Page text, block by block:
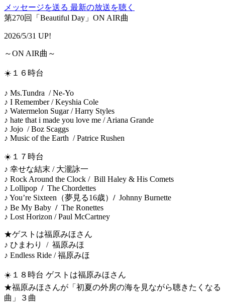
メッセージを送る 最新の放送を聴く
第270回「Beautiful Day」ON AIR曲
2026/5/31 UP!
～ON AIR曲～
☀️１６時台
♪ Ms.Tundra / Ne-Yo
♪ I Remember / Keyshia Cole
♪ Watermelon Sugar / Harry Styles
♪ hate that i made you love me / Ariana Grande
♪ Jojo / Boz Scaggs
♪ Music of the Earth / Patrice Rushen
☀️１７時台
♪ 幸せな結末 / 大瀧詠一
♪ Rock Around the Clock / Bill Haley & His Comets
♪ Lollipop /The Chordettes
♪ You’re Sixteen（夢見る16歳） / Johnny Burnette
♪ Be My Baby / The Ronettes
♪ Lost Horizon / Paul McCartney
★ゲストは福原みほさん
♪ ひまわり / 福原みほ
♪ Endless Ride / 福原みほ
☀️１８時台 ゲストは福原みほさん
★福原みほさんが「初夏の外房の海を見ながら聴きたくなる
曲」３曲